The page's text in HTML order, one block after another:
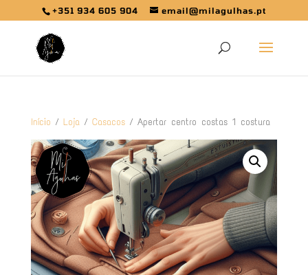
+351 934 605 904 email@milagulhas.pt
Início / Loja/ Casacos/ Apertar centro costas 1 costura